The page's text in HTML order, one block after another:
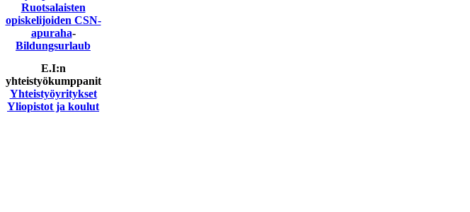
Ruotsalaisten
opiskelijoiden CSN-
apuraha-
Bildungsurlaub
E.I:n
yhteistyökumppanit
Yhteistyöyritykset
Yliopistot ja koulut